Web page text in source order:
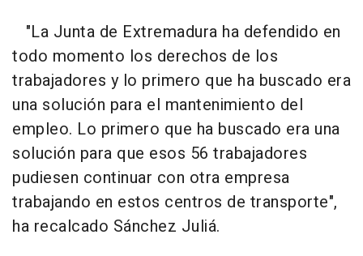
"La Junta de Extremadura ha defendido en
todo momento los derechos de los
trabajadores y lo primero que ha buscado era
una solución para el mantenimiento del
empleo. Lo primero que ha buscado era una
solución para que esos 56 trabajadores
pudiesen continuar con otra empresa
trabajando en estos centros de transporte",
ha recalcado Sánchez Juliá.